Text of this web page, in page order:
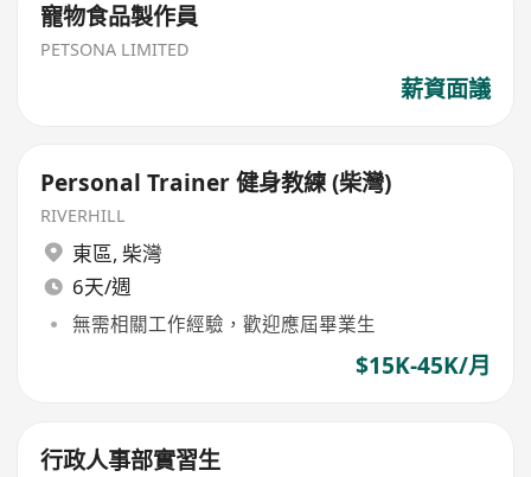
寵物食品製作員
PETSONA LIMITED
薪資面議
Personal Trainer 健身教練 (柴灣)
RIVERHILL
東區, 柴灣
6天/週
無需相關工作經驗，歡迎應屆畢業生
$15K-45K/月
行政人事部實習生